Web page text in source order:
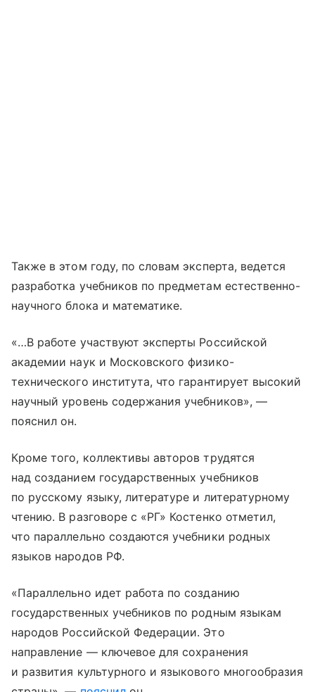
Также в этом году, по словам эксперта, ведется
разработка учебников по предметам естественно-
научного блока и математике.
«…В работе участвуют эксперты Российской
академии наук и Московского физико-
технического института, что гарантирует высокий
научный уровень содержания учебников», —
пояснил он.
Кроме того, коллективы авторов трудятся
над созданием государственных учебников
по русскому языку, литературе и литературному
чтению. В разговоре с «РГ» Костенко отметил,
что параллельно создаются учебники родных
языков народов РФ.
«Параллельно идет работа по созданию
государственных учебников по родным языкам
народов Российской Федерации. Это
направление — ключевое для сохранения
и развития культурного и языкового многообразия